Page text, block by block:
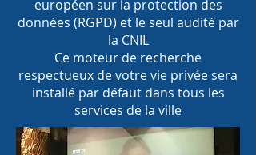
européen sur la protection des
données (RGPD) et le seul audité par
la CNIL
Ce moteur de recherche
respectueux de votre vie privée sera
installé par défaut dans tous les
services de la ville